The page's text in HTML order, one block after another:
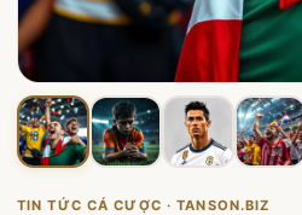
TIN TỨC CÁ CƯỢC · TANSON.BIZ